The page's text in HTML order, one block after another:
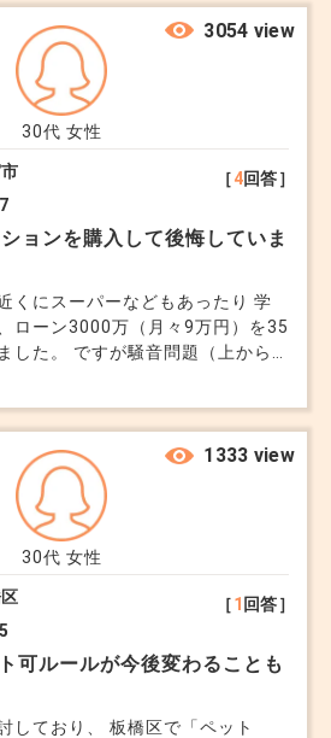
ます。結果として「実質の住宅
ことに注意が必要です。
売却のしやすさ
件でも、ハザードリスクが
価格が下がる可能性がありま
ローンが通らない買主が出てく
数自体が狭まることも。
ンプの設置、避難所の場
ごとに差があります。同じリス
の備え」によって実質の安全性
内水氾濫も含めて）
く、地形が低い・谷地形に
注意。 「地盤の高さ」「当該
30代 女性
［4回答］
3054 view
ョンを購入して後悔していま
くにスーパーなどもあったり 学
ローン3000万（月々9万円）を35
問題（上から
立金が毎月3万円、さらに駐車場
負担に悩んでいます。 戸建に
題は避けられたのでしょうか？
30代 女性
［1 回答］
1333 view
可ルールが今後変わることも
しており、 板橋区で「ペット